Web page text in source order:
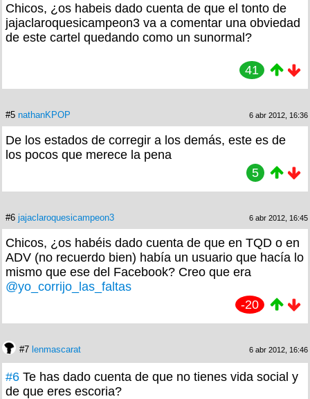
Chicos, ¿os habeis dado cuenta de que el tonto de
jajaclaroquesicampeon3 va a comentar una obviedad
de este cartel quedando como un sunormal?
41
#5 nathanKPOP 6 abr 2012, 16:36
De los estados de corregir a los demás, este es de
los pocos que merece la pena
5
#6 jajaclaroquesicampeon3 6 abr 2012, 16:45
Chicos, ¿os habéis dado cuenta de que en TQD o en
ADV (no recuerdo bien) había un usuario que hacía lo
mismo que ese del Facebook? Creo que era
@yo_corrijo_las_faltas
-20
#7 lenmascarat 6 abr 2012, 16:46
#6 Te has dado cuenta de que no tienes vida social y
de que eres escoria?